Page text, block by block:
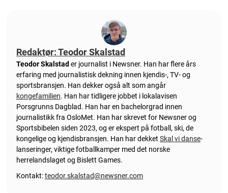
Redaktør: Teodor Skalstad
Teodor Skalstad er journalist i Newsner. Han har flere års
erfaring med journalistisk dekning innen kjendis-, TV- og
sportsbransjen. Han dekker også alt som angår
kongefamilien. Han har tidligere jobbet i lokalavisen
Porsgrunns Dagblad. Han har en bachelorgrad innen
journalistikk fra OsloMet. Han har skrevet for Newsner og
Sportsbibelen siden 2023, og er ekspert på fotball, ski, de
kongelige og kjendisbransjen. Han har dekket Skal vi danse-
lanseringer, viktige fotballkamper med det norske
herrelandslaget og Bislett Games.
Kontakt:teodor.skalstad@newsner.com